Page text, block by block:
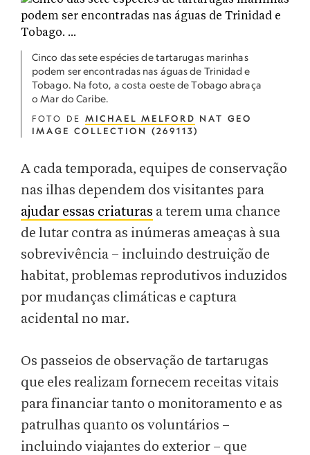
Cinco das sete espécies de tartarugas marinhas
podem ser encontradas nas águas de Trinidad e
Tobago. Na foto, a costa oeste de Tobago abraça
o Mar do Caribe.
FOTO DE MICHAEL MELFORD NAT GEO
IMAGE COLLECTION (269113)
A cada temporada, equipes de conservação
nas ilhas dependem dos visitantes para
ajudar essas criaturas a terem uma chance
de lutar contra as inúmeras ameaças à sua
sobrevivência – incluindo destruição de
habitat, problemas reprodutivos induzidos
por mudanças climáticas e captura
acidental no mar.
Os passeios de observação de tartarugas
que eles realizam fornecem receitas vitais
para financiar tanto o monitoramento e as
patrulhas quanto os voluntários –
incluindo viajantes do exterior – que